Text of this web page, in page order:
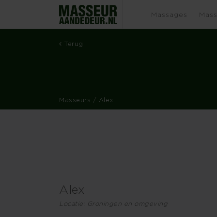
Massages
Terug
Masseurs / Alex
Alex
Locatie: Groningen en omgeving